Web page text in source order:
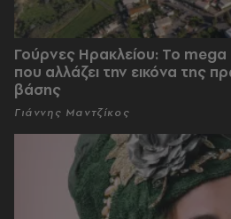
Γούρνες Ηρακλείου: To
που αλλάζει την εικόνα της
βάσης
Γιάννης Μαντζίκος